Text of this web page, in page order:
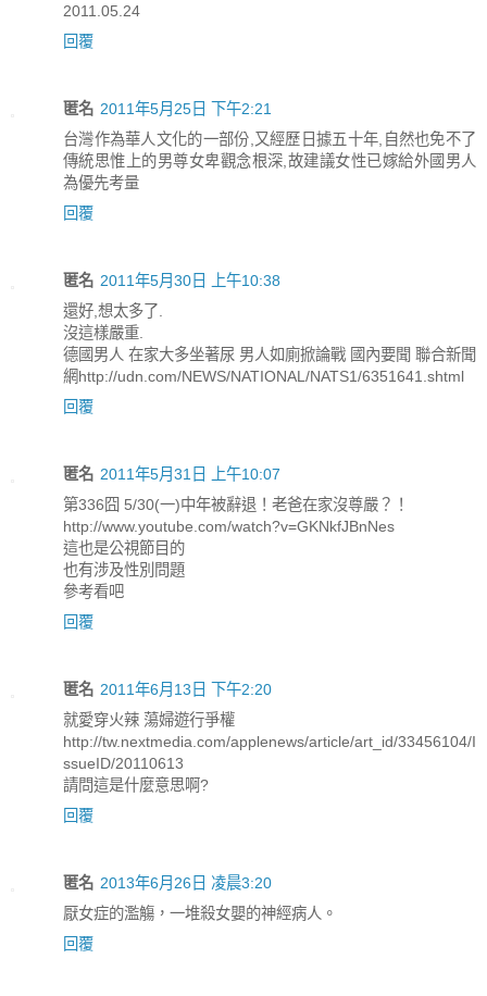
2011.05.24
回覆
匿名 2011年5月25日 下午2:21
台灣作為華人文化的一部份,又經歷日據五十年,自然也免不了
傳統思惟上的男尊女卑觀念根深,故建議女性已嫁給外國男人
為優先考量
回覆
匿名 2011年5月30日 上午10:38
還好,想太多了.
沒這樣嚴重.
德國男人 在家大多坐著尿 男人如廁掀論戰 國內要聞 聯合新聞
網http://udn.com/NEWS/NATIONAL/NATS1/6351641.shtml
回覆
匿名 2011年5月31日 上午10:07
第336囧 5/30(一)中年被辭退！老爸在家沒尊嚴？！
http://www.youtube.com/watch?v=GKNkfJBnNes
這也是公視節目的
也有涉及性別問題
參考看吧
回覆
匿名 2011年6月13日 下午2:20
就愛穿火辣 蕩婦遊行爭權
http://tw.nextmedia.com/applenews/article/art_id/33456104/I
ssueID/20110613
請問這是什麼意思啊?
回覆
匿名 2013年6月26日 凌晨3:20
厭女症的濫觴，一堆殺女嬰的神經病人。
回覆